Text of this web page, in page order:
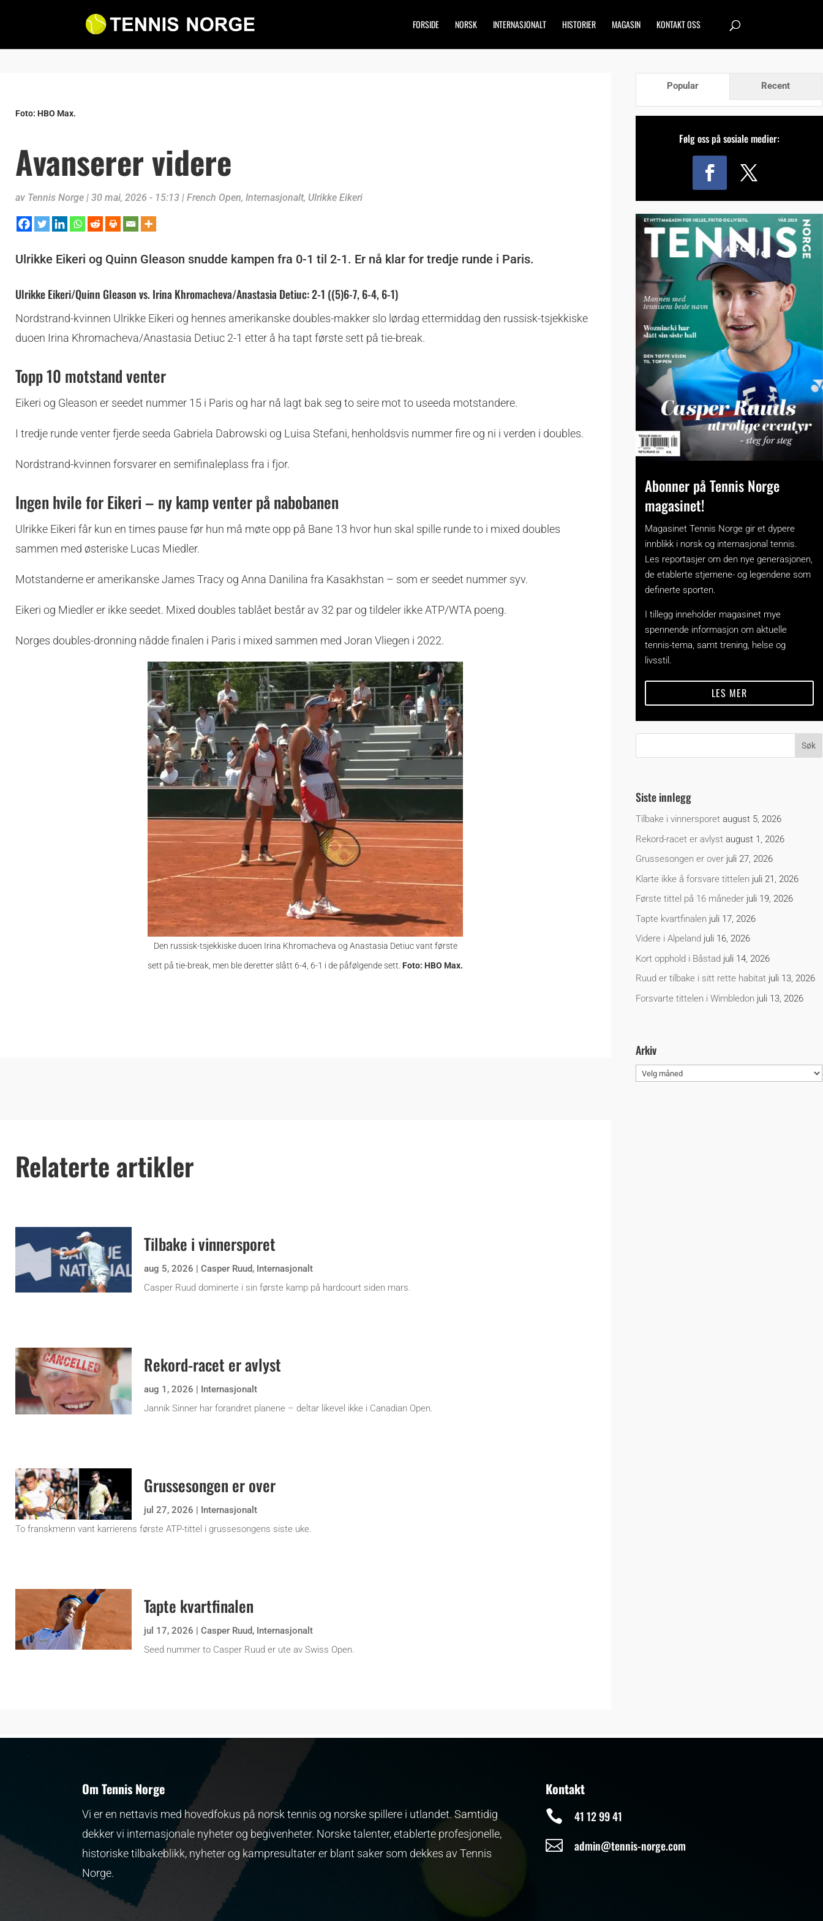
FORSIDE NORSK INTERNASJONALT HISTORIER MAGASIN KONTAKT OSS
Foto: HBO Max.
Avanserer videre
av Tennis Norge | 30 mai, 2026 - 15:13 | French Open, Internasjonalt, Ulrikke Eikeri
Ulrikke Eikeri og Quinn Gleason snudde kampen fra 0-1 til 2-1. Er nå klar for tredje runde i Paris.
Ulrikke Eikeri/Quinn Gleason vs. Irina Khromacheva/Anastasia Detiuc: 2-1 ((5)6-7, 6-4, 6-1)
Nordstrand-kvinnen Ulrikke Eikeri og hennes amerikanske doubles-makker slo lørdag ettermiddag den russisk-tsjekkiske
duoen Irina Khromacheva/Anastasia Detiuc 2-1 etter å ha tapt første sett på tie-break.
Topp 10 motstand venter
Eikeri og Gleason er seedet nummer 15 i Paris og har nå lagt bak seg to seire mot to useeda motstandere.
I tredje runde venter fjerde seeda Gabriela Dabrowski og Luisa Stefani, henholdsvis nummer fire og ni i verden i doubles.
Nordstrand-kvinnen forsvarer en semifinaleplass fra i fjor.
Ingen hvile for Eikeri – ny kamp venter på nabobanen
Ulrikke Eikeri får kun en times pause før hun må møte opp på Bane 13 hvor hun skal spille runde to i mixed doubles
sammen med østeriske Lucas Miedler.
Motstanderne er amerikanske James Tracy og Anna Danilina fra Kasakhstan – som er seedet nummer syv.
Eikeri og Miedler er ikke seedet. Mixed doubles tablået består av 32 par og tildeler ikke ATP/WTA poeng.
Norges doubles-dronning nådde finalen i Paris i mixed sammen med Joran Vliegen i 2022.
Den russisk-tsjekkiske duoen Irina Khromacheva og Anastasia Detiuc vant første
sett på tie-break, men ble deretter slått 6-4, 6-1 i de påfølgende sett. Foto: HBO Max.
Relaterte artikler
Tilbake i vinnersporet
aug 5, 2026 | Casper Ruud, Internasjonalt
Casper Ruud dominerte i sin første kamp på hardcourt siden mars.
Rekord-racet er avlyst
aug 1, 2026 | Internasjonalt
Jannik Sinner har forandret planene – deltar likevel ikke i Canadian Open.
Grussesongen er over
jul 27, 2026 | Internasjonalt
To franskmenn vant karrierens første ATP-tittel i grussesongens siste uke.
Tapte kvartfinalen
jul 17, 2026 | Casper Ruud, Internasjonalt
Seed nummer to Casper Ruud er ute av Swiss Open.
Popular Recent
Følg oss på sosiale medier:
Abonner på Tennis Norge
magasinet!
Magasinet Tennis Norge gir et dypere
innblikk i norsk og internasjonal tennis.
Les reportasjer om den nye generasjonen,
de etablerte stjernene- og legendene som
definerte sporten.
I tillegg inneholder magasinet mye
spennende informasjon om aktuelle
tennis-tema, samt trening, helse og
livsstil.
LES MER
Siste innlegg
Tilbake i vinnersporet august 5, 2026
Rekord-racet er avlyst august 1, 2026
Grussesongen er over juli 27, 2026
Klarte ikke å forsvare tittelen juli 21, 2026
Første tittel på 16 måneder juli 19, 2026
Tapte kvartfinalen juli 17, 2026
Videre i Alpeland juli 16, 2026
Kort opphold i Båstad juli 14, 2026
Ruud er tilbake i sitt rette habitat juli 13, 2026
Forsvarte tittelen i Wimbledon juli 13, 2026
Arkiv
Arkiv
Om Tennis Norge
Vi er en nettavis med hovedfokus på norsk tennis og norske spillere i utlandet. Samtidig
dekker vi internasjonale nyheter og begivenheter. Norske talenter, etablerte profesjonelle,
historiske tilbakeblikk, nyheter og kampresultater er blant saker som dekkes av Tennis
Norge.
Kontakt
 41 12 99 41
 admin@tennis-norge.com